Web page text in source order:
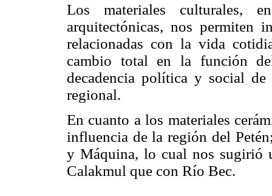
Los materiales culturales,
arquitectónicas, nos permiten
relacionadas con la vida
cambio total en la función
decadencia política y social
regional.
En cuanto a los materiales
influencia de la región del
y Máquina, lo cual nos sugirió
Calakmul que con Río Bec.